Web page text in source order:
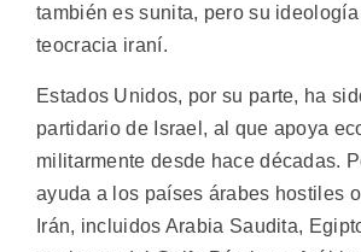
también es sunita, pero su
teocracia iraní.
Estados Unidos, por su parte, ha
partidario de Israel, al que apoya
militarmente desde hace décadas.
ayuda a los países árabes hostiles
Irán, incluidos Arabia Saudita,